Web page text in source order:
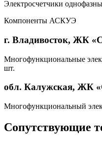
Электросчетчики
Компоненты АСКУЭ
г. Владивосток, ЖК
Многофункциональные
шт.
обл. Калужская, ЖК
Многофункциональный
Сопутствующие